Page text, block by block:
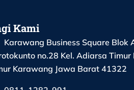
Kami
Karawang Business Square Blok
no.28 Kel. Adiarsa Timur
Karawang Jawa Barat 41322